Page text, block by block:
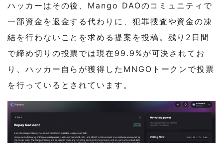
ハッカーはその後、Mango DAOのコミュニティで
一部資金を返金する代わりに、犯罪捜査や資金の凍
結を行わないことを求める提案を投稿。残り2日間
で締め切りの投票では現在99.9%が可決されてお
り、ハッカー自らが獲得したMNGOトークンで投票
を行っているとされています。